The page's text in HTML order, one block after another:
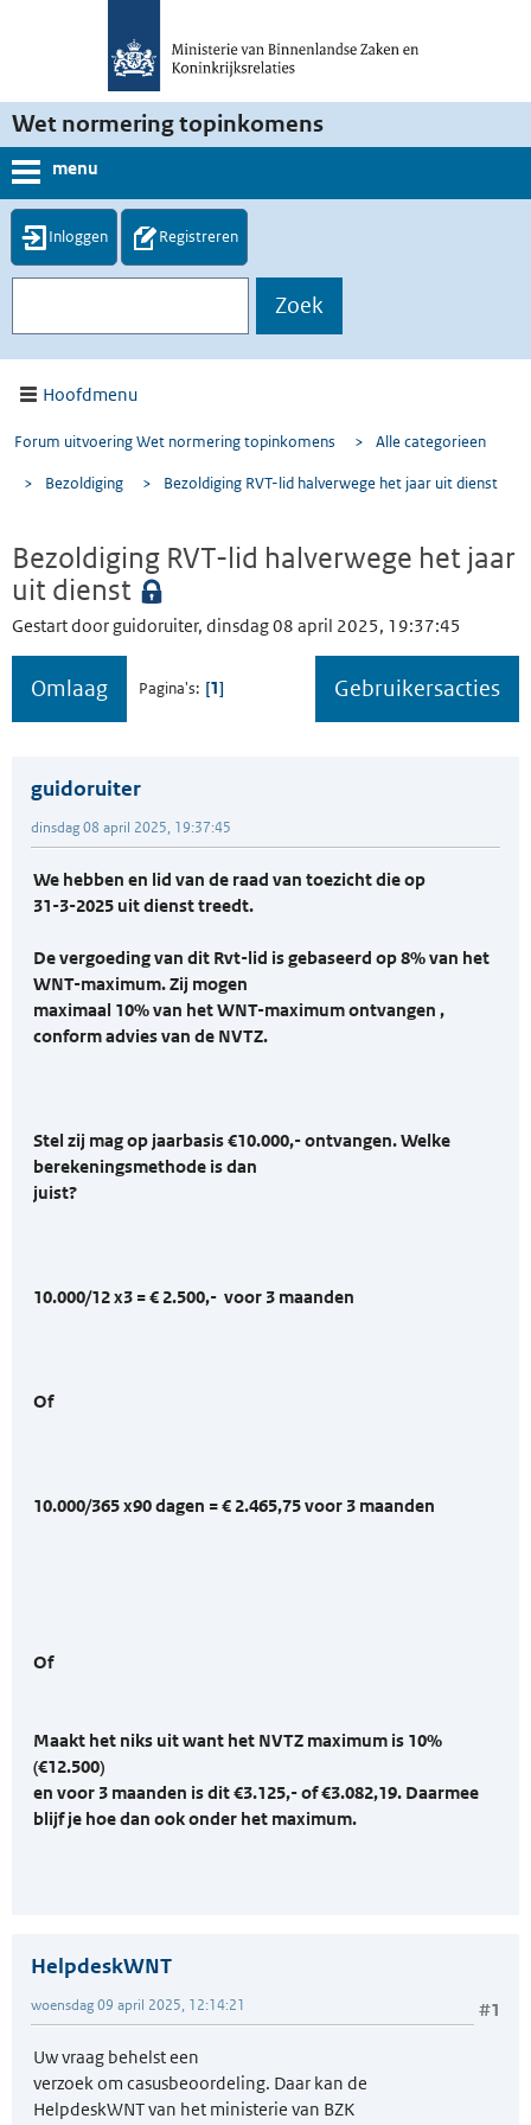
Wet normering topinkomens
menu
Inloggen Registreren
Hoofdmenu
Forum uitvoering Wet normering topinkomens > Alle categorieen
> Bezoldiging > Bezoldiging RVT-lid halverwege het jaar uit dienst
Bezoldiging RVT-lid halverwege het jaar
uit dienst
Gestart door guidoruiter, dinsdag 08 april 2025, 19:37:45
Omlaag Pagina's 1 Gebruikersacties
guidoruiter
dinsdag 08 april 2025, 19:37:45
We hebben en lid van de raad van toezicht die op
31-3-2025 uit dienst treedt.
De vergoeding van dit Rvt-lid is gebaseerd op 8% van het
WNT-maximum. Zij mogen
maximaal 10% van het WNT-maximum ontvangen ,
conform advies van de NVTZ.
Stel zij mag op jaarbasis €10.000,- ontvangen. Welke
berekeningsmethode is dan
juist?
10.000/12 x3 = € 2.500,- voor 3 maanden
Of
10.000/365 x90 dagen = € 2.465,75 voor 3 maanden
Of
Maakt het niks uit want het NVTZ maximum is 10%
(€12.500)
en voor 3 maanden is dit €3.125,- of €3.082,19. Daarmee
blijf je hoe dan ook onder het maximum.
HelpdeskWNT
#1
woensdag 09 april 2025, 12:14:21
Uw vraag behelst een
verzoek om casusbeoordeling. Daar kan de
HelpdeskWNT van het ministerie van BZK